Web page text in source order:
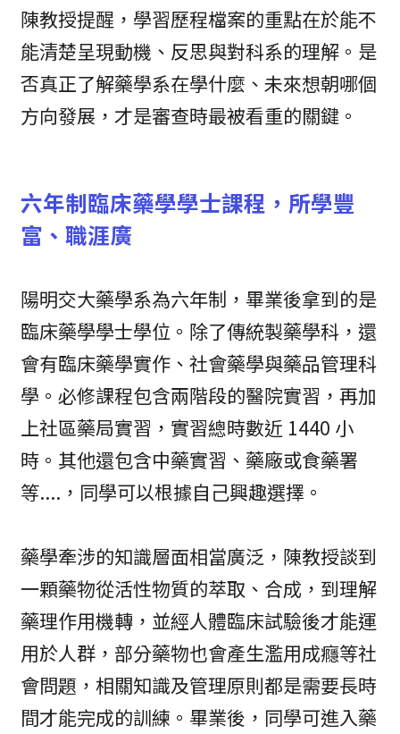
陳教授提醒，學習歷程檔案的重點在於能不
能清楚呈現動機、反思與對科系的理解。是
否真正了解藥學系在學什麼、未來想朝哪個
方向發展，才是審查時最被看重的關鍵。
六年制臨床藥學學士課程，所學豐
富、職涯廣
陽明交大藥學系為六年制，畢業後拿到的是
臨床藥學學士學位。除了傳統製藥學科，還
會有臨床藥學實作、社會藥學與藥品管理科
學。必修課程包含兩階段的醫院實習，再加
上社區藥局實習，實習總時數近 1440 小
時。其他還包含中藥實習、藥廠或食藥署
等....，同學可以根據自己興趣選擇。
藥學牽涉的知識層面相當廣泛，陳教授談到
一顆藥物從活性物質的萃取、合成，到理解
藥理作用機轉，並經人體臨床試驗後才能運
用於人群，部分藥物也會產生濫用成癮等社
會問題，相關知識及管理原則都是需要長時
間才能完成的訓練。畢業後，同學可進入藥